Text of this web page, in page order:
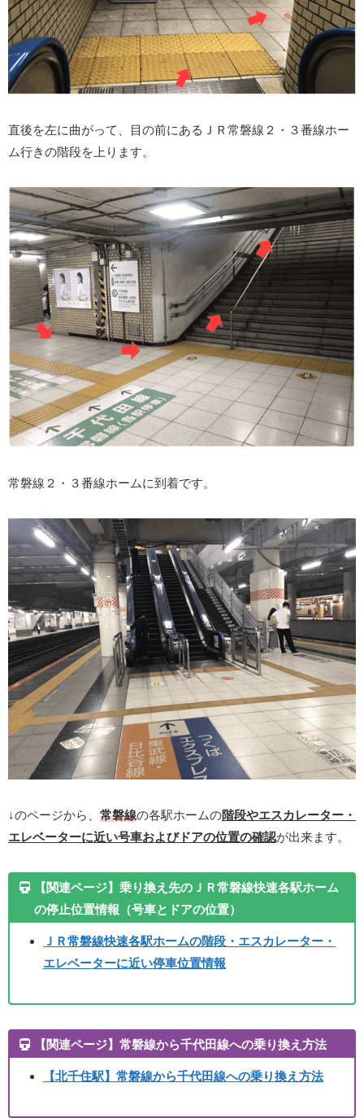
直後を左に曲がって、目の前にあるＪＲ常磐線２・３番線ホー
ム行きの階段を上ります。
常磐線２・３番線ホームに到着です。
↓のページから、 常磐線の各駅ホームの階段やエスカレーター・
エレベーターに近い号車およびドアの位置の確認が出来ます。
【関連ページ】乗り換え先のＪＲ常磐線快速各駅ホーム
の停止位置情報（号車とドアの位置）
ＪＲ常磐線快速各駅ホームの階段・エスカレーター・
エレベーターに近い停車位置情報
【関連ページ】常磐線から千代田線への乗り換え方法
【北千住駅】 常磐線から千代田線への乗り換え方法